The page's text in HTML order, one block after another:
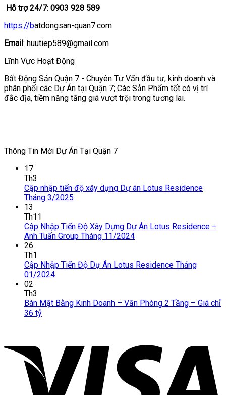
Hỗ trợ 24/7: 0903 928 589
https://batdongsan-quan7.com
Email : huutiep589@gmail.com
Lĩnh Vực Hoạt Động
Bất Động Sản Quận 7 - Chuyên Tư Vấn đầu tư, kinh doanh và
phân phối các Dự Án tại Quận 7; Các Sản Phẩm tốt có vị trí
đắc địa, tiềm năng tăng giá vượt trội trong tương lai.
Thông Tin Mới Dự Án Tại Quận 7
17
Th3
Cập nhập tiến độ xây dựng Dự án Lotus Residence
Tháng 3/2025
13
Th11
Cập Nhập Tiến Độ Xây Dựng Dự Án Lotus Residence –
Anh Tuấn Group Tháng 11/2024
26
Th1
Cập Nhập Tiến Độ Dự Án Lotus Residence Tháng
01/2024
02
Th3
Bán Mặt Bằng Kinh Doanh – Văn Phòng 2 Tầng – Giá chỉ
36 tỷ